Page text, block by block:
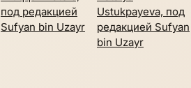
под редакцией
Sufyan bin Uzayr
Ustukpayeva, под
редакцией Sufyan
bin Uzayr